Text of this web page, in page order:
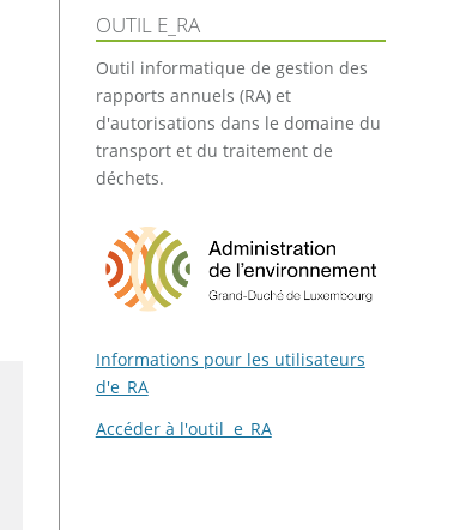
OUTIL E_RA
Outil informatique de gestion des
rapports annuels (RA) et
d'autorisations dans le domaine du
transport et du traitement de
déchets.
Informations pour les utilisateurs
d'e_RA
Accéder à l'outil e_RA